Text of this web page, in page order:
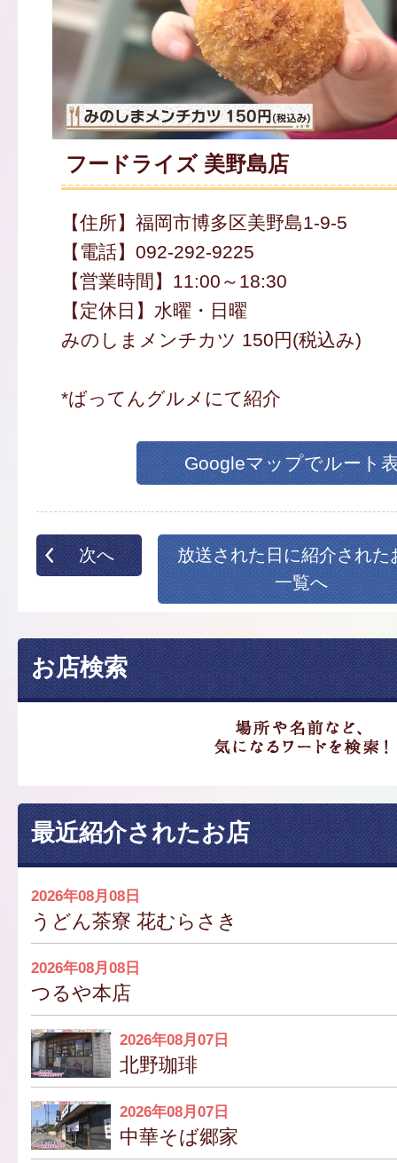
フードライズ 美野島店
【住所】福岡市博多区美野島1-9-5
【電話】092-292-9225
【営業時間】11:00～18:30
【定休日】水曜・日曜
みのしまメンチカツ 150円(税込み)
*ばってんグルメにて紹介
Googleマップでルート
次へ
放送された日に紹介された
一覧へ
お店検索
最近紹介されたお店
2026年08月08日
うどん茶寮 花むらさき
2026年08月08日
つるや本店
2026年08月07日
北野珈琲
2026年08月07日
中華そば郷家